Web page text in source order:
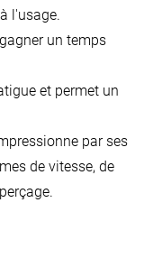
l'usage.
un temps
et permet un
par ses
de vitesse, de